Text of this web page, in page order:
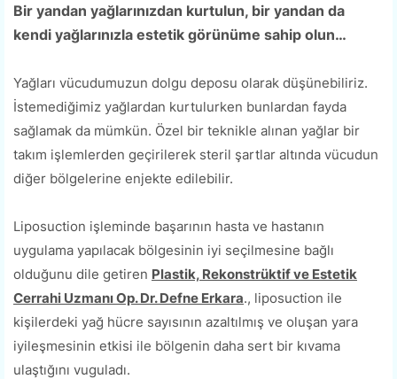
Bir yandan yağlarınızdan kurtulun, bir yandan da
kendi yağlarınızla estetik görünüme sahip olun…
Yağları vücudumuzun dolgu deposu olarak düşünebiliriz.
İstemediğimiz yağlardan kurtulurken bunlardan fayda
sağlamak da mümkün. Özel bir teknikle alınan yağlar bir
takım işlemlerden geçirilerek steril şartlar altında vücudun
diğer bölgelerine enjekte edilebilir.
Liposuction işleminde başarının hasta ve hastanın
uygulama yapılacak bölgesinin iyi seçilmesine bağlı
olduğunu dile getiren Plastik, Rekonstrüktif ve Estetik
Cerrahi Uzmanı Op. Dr. Defne Erkara., liposuction ile
kişilerdeki yağ hücre sayısının azaltılmış ve oluşan yara
iyileşmesinin etkisi ile bölgenin daha sert bir kıvama
ulaştığını vuguladı.